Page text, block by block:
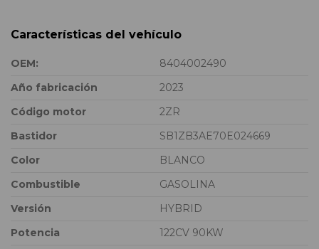
Características del vehículo
OEM:
8404002490
Año fabricación
2023
Código motor
2ZR
Bastidor
SB1ZB3AE70E024669
Color
BLANCO
Combustible
GASOLINA
Versión
HYBRID
Potencia
122CV 90KW